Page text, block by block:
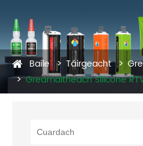
Baile Táirgeacht
Greamaitheach Silicone